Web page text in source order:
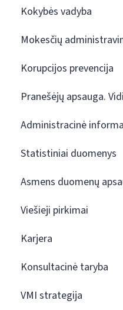
Kokybės vadyba
Mokesčių
Korupcijos prevencija
Pranešėjų apsauga.
Administracinė
Statistiniai duomenys
Asmens duomenų
Viešieji pirkimai
Karjera
Konsultacinė taryba
VMI strategija